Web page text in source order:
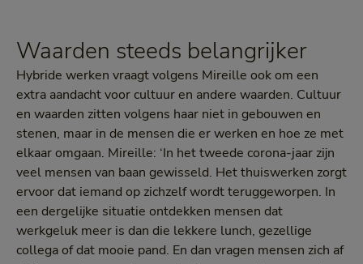
Waarden steeds belangrijker
Hybride werken vraagt volgens Mireille ook om een
extra aandacht voor cultuur en andere waarden. Cultuur
en waarden zitten volgens haar niet in gebouwen en
stenen, maar in de mensen die er werken en hoe ze met
elkaar omgaan. Mireille: ‘In het tweede corona-jaar zijn
veel mensen van baan gewisseld. Het thuiswerken zorgt
ervoor dat iemand op zichzelf wordt teruggeworpen. In
een dergelijke situatie ontdekken mensen dat
werkgeluk meer is dan die lekkere lunch, gezellige
collega of dat mooie pand. En dan vragen mensen zich af